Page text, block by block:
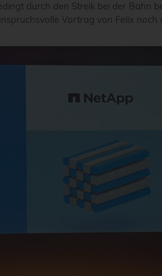
durch den Streik bei der Bahn
Vortrag von Felix noch